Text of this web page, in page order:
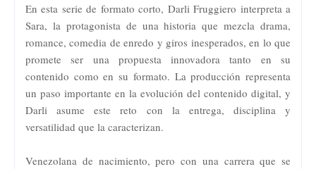
En esta serie de formato corto, Darli Fruggiero interpreta a
Sara, la protagonista de una historia que mezcla drama,
romance, comedia de enredo y giros inesperados, en lo que
promete ser una propuesta innovadora tanto en su
contenido como en su formato. La producción representa
un paso importante en la evolución del contenido digital, y
Darli asume este reto con la entrega, disciplina y
versatilidad que la caracterizan.
Venezolana de nacimiento, pero con una carrera que se